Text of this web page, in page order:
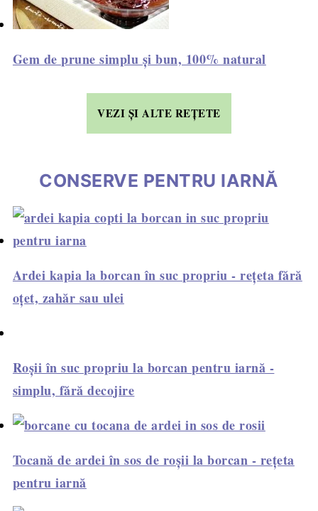
Gem de prune simplu și bun, 100% natural
VEZI ȘI ALTE REȚETE
CONSERVE PENTRU IARNĂ
Ardei kapia la borcan în suc propriu - rețeta fără
oțet, zahăr sau ulei
Roșii în suc propriu la borcan pentru iarnă -
simplu, fără decojire
Tocană de ardei în sos de roșii la borcan - rețeta
pentru iarnă